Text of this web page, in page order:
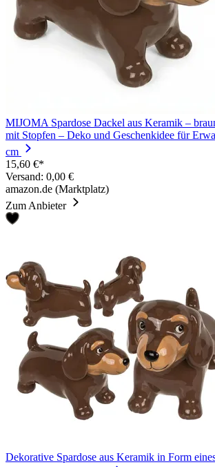
MIJOMA Spardose Dackel aus Keramik –
mit Stopfen – Deko und Geschenkidee für
cm
15,60 €*
Versand: 0,00 €
amazon.de (Marktplatz)
Zum Anbieter
Dekorative Spardose aus Keramik in Form